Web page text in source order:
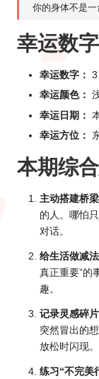
你的身体不是一
幸运数
幸运数字： 3
幸运颜色：
幸运日期：
幸运方位：
本期综
主动搭建桥梁
的人。哪怕
对话。
给生活做减法
真正重要”的
趣。
记录灵感碎片
突然冒出的想
放松时闪现。
练习“不完美